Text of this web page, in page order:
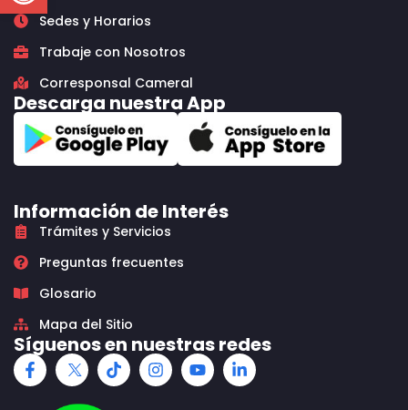
Sedes y Horarios
Trabaje con Nosotros
Corresponsal Cameral
Descarga nuestra App
Información de Interés
Trámites y Servicios
Preguntas frecuentes
Glosario
Mapa del Sitio
Síguenos en nuestras redes